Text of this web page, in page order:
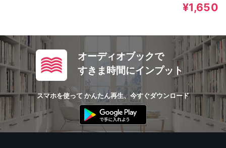
¥1,650
オーディオブックで
すきま時間にインプット
スマホを使って かんたん再生、今すぐダウンロード